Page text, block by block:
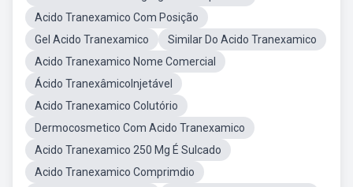
Acido Tranexamico Com Posição
Gel Acido Tranexamico
Similar Do Acido Tranexamico
Acido Tranexamico Nome Comercial
Ácido TranexâmicoInjetável
Acido Tranexamico Colutório
Dermocosmetico Com Acido Tranexamico
Acido Tranexamico 250 Mg É Sulcado
Acido Tranexamico Comprimdio